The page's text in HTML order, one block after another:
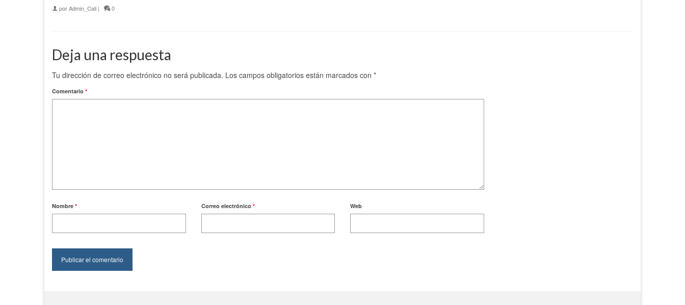
porAdmin_Cali | 0
Deja una respuesta
Tu dirección de correo electrónico no será publicada. Los campos obligatorios están marcados con *
Comentario *
Nombre * Correo electrónico * Web